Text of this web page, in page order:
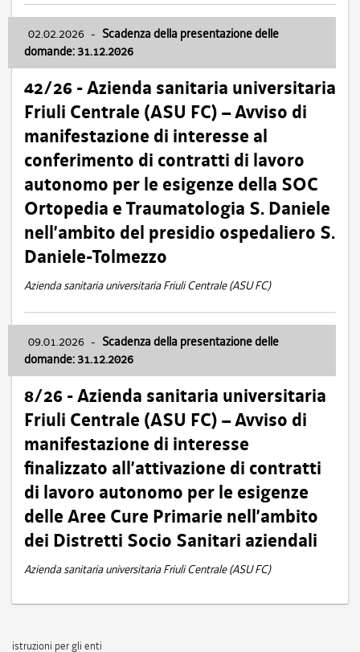
02.02.2026 - Scadenza della presentazione delle
domande: 31.12.2026
42/26 - Azienda sanitaria universitaria
Friuli Centrale (ASU FC) – Avviso di
manifestazione di interesse al
conferimento di contratti di lavoro
autonomo per le esigenze della SOC
Ortopedia e Traumatologia S. Daniele
nell’ambito del presidio ospedaliero S.
Daniele-Tolmezzo
Azienda sanitaria universitaria Friuli Centrale (ASU FC)
09.01.2026 - Scadenza della presentazione delle
domande: 31.12.2026
8/26 - Azienda sanitaria universitaria
Friuli Centrale (ASU FC) – Avviso di
manifestazione di interesse
finalizzato all’attivazione di contratti
di lavoro autonomo per le esigenze
delle Aree Cure Primarie nell’ambito
dei Distretti Socio Sanitari aziendali
Azienda sanitaria universitaria Friuli Centrale (ASU FC)
istruzioni per gli enti